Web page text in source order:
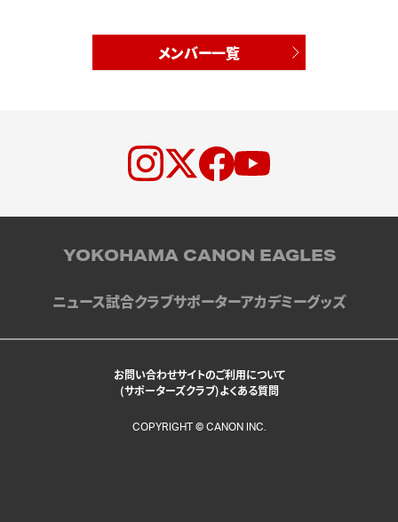
メンバー一覧
YOKOHAMA CANON EAGLES
ニュース試合クラブサポーターアカデミーグッズ
お問い合わせサイトのご利用について
(サポーターズクラブ)よくある質問
COPYRIGHT © CANON INC.